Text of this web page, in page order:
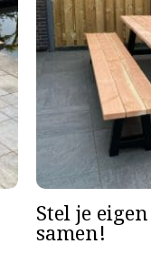
Stel je
samen!